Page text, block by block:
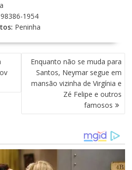
1954
Peninha
Enquanto não se muda para
Santos, Neymar segue em
mansão vizinha de Virgínia e
Zé Felipe e outros
famosos